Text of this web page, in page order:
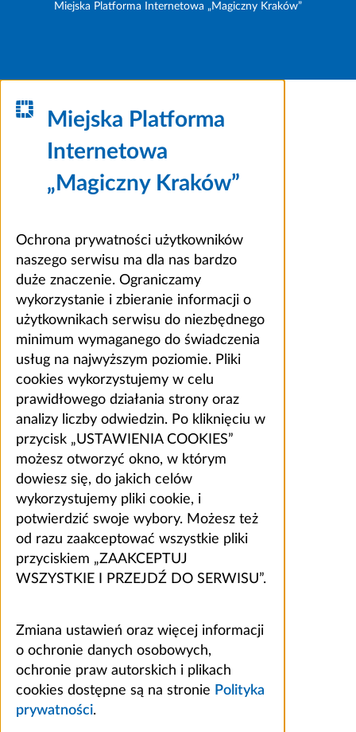
Miejska Platforma Internetowa „Magiczny Kraków”
Miejska Platforma
Internetowa
„Magiczny Kraków”
Ochrona prywatności użytkowników
naszego serwisu ma dla nas bardzo
duże znaczenie. Ograniczamy
wykorzystanie i zbieranie informacji o
użytkownikach serwisu do niezbędnego
minimum wymaganego do świadczenia
usług na najwyższym poziomie. Pliki
cookies wykorzystujemy w celu
prawidłowego działania strony oraz
analizy liczby odwiedzin. Po kliknięciu w
przycisk „USTAWIENIA COOKIES”
możesz otworzyć okno, w którym
dowiesz się, do jakich celów
wykorzystujemy pliki cookie, i
potwierdzić swoje wybory. Możesz też
od razu zaakceptować wszystkie pliki
przyciskiem „ZAAKCEPTUJ
WSZYSTKIE I PRZEJDŹ DO SERWISU”.
Zmiana ustawień oraz więcej informacji
o ochronie danych osobowych,
ochronie praw autorskich i plikach
cookies dostępne są na stronie Polityka
prywatności.